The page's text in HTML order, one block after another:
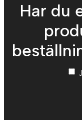
Har du